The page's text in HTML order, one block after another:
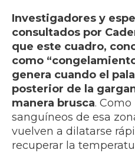
Investigadores y
consultados por
que este cuadro,
como
genera cuando el
posterior de la
manera brusca.
sanguíneos de esa
vuelven a dilatarse
recuperar la